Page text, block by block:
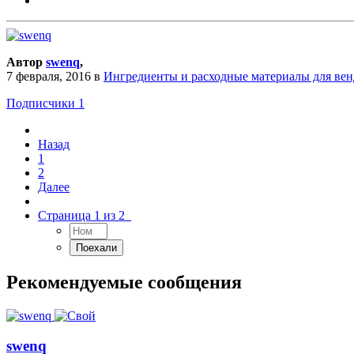
Автор swenq,
7 февраля, 2016 в Ингредиенты и расходные материалы для
Подписчики 1
Назад
1
2
Далее
Страница 1 из 2
Рекомендуемые сообщения
swenq